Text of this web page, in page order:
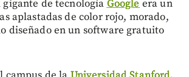
de tecnología Google era un
aplastadas de color rojo, morado,
diseñado en un software gratuito